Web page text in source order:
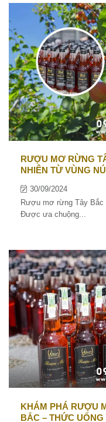
RƯỢU MƠ RỪNG
NHIÊN TỪ VÙNG
Rượu mơ rừng Tây Bắc
Được ưa chuộng...
30/09/2024
KHÁM PHÁ RƯỢU
BẮC – THỨC